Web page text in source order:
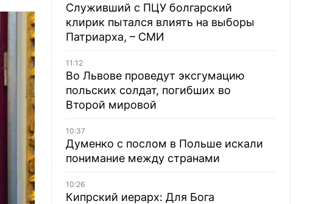
Служивший с ПЦУ болгарский
клирик пытался влиять на выборы
Патриарха, – СМИ
11:12
Во Львове проведут эксгумацию
польских солдат, погибших во
Второй мировой
10:37
Думенко с послом в Польше искали
понимание между странами
10:26
Кипрский иерарх: Для Бога